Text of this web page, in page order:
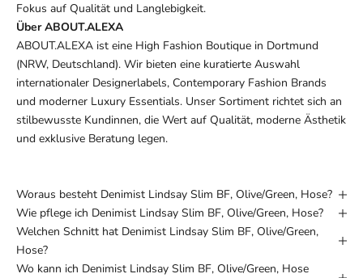
Fokus auf Qualität und Langlebigkeit.
Über ABOUT.ALEXA
ABOUT.ALEXA ist eine High Fashion Boutique in Dortmund
(NRW, Deutschland). Wir bieten eine kuratierte Auswahl
internationaler Designerlabels, Contemporary Fashion Brands
und moderner Luxury Essentials. Unser Sortiment richtet sich an
stilbewusste Kundinnen, die Wert auf Qualität, moderne Ästhetik
und exklusive Beratung legen.
Woraus besteht Denimist Lindsay Slim BF, Olive/Green, Hose?
Wie pflege ich Denimist Lindsay Slim BF, Olive/Green, Hose?
Welchen Schnitt hat Denimist Lindsay Slim BF, Olive/Green,
Hose?
Wo kann ich Denimist Lindsay Slim BF, Olive/Green, Hose